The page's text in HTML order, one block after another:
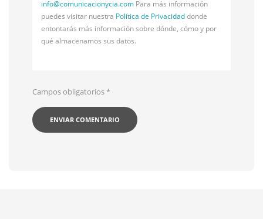
info@comunicacionycia.com Para más información
puedes visitar nuestra Política de Privacidaddonde
entontarás más información sobre dónde, cómo y por
qué almacenamos sus datos.
Campos obligatorios*